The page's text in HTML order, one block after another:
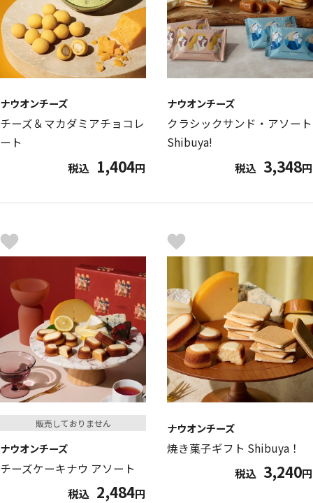
ナウオンチーズ
チーズ＆マカダミアチョコレ
ート
税込 1,404円
ナウオンチーズ
クラシックサンド・アソート
Shibuya!
税込 3,348円
販売しておりません
ナウオンチーズ
チーズケーキナウ アソート
税込 2,484円
ナウオンチーズ
焼き菓子ギフト Shibuya！
税込 3,240円